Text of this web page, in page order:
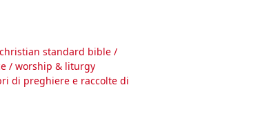
standard bible /
/ worship & liturgy
di preghiere e raccolte di